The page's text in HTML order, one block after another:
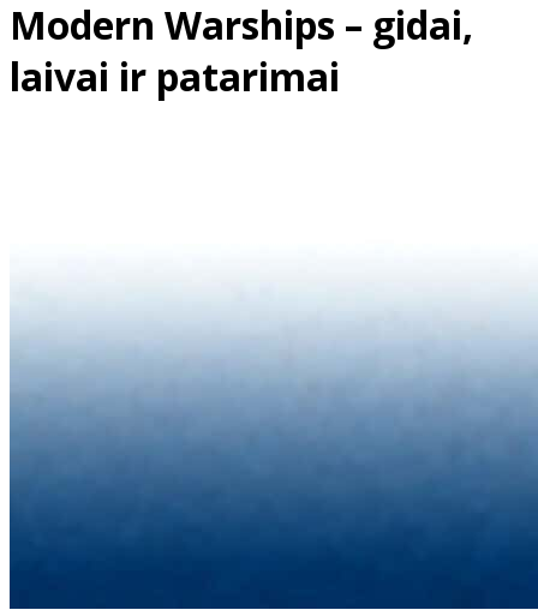
Modern Warships – gidai,
laivai ir patarimai